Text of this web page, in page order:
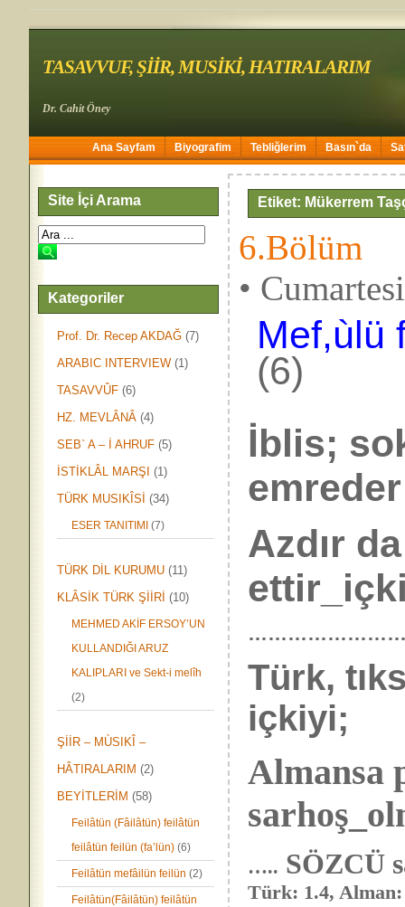
TASAVVUF, ŞİİR, MUSİKİ, HATIRALARIM
Dr. Cahit Öney
Ana Sayfam Biyografim Tebliğlerim Basın`da
Site İçi Arama
Kategoriler
Prof. Dr. Recep AKDAĞ (7)
ARABIC INTERVIEW (1)
TASAVVÛF (6)
HZ. MEVLÂNÂ (4)
SEB` A – İ AHRUF (5)
İSTİKLÂL MARŞI (1)
TÜRK MUSIKÎSİ (34)
ESER TANITIMI (7)
TÜRK DİL KURUMU (11)
KLÂSİK TÜRK ŞİİRİ (10)
MEHMED AKİF ERSOY’UN
KULLANDIĞI ARUZ
KALIPLARI ve Sekt-i melîh
(2)
ŞİİR – MÙSIKÎ –
HÂTIRALARIM (2)
BEYİTLERİM (58)
Feilâtün (Fâilâtün) feilâtün
feilâtün feilün (fa’lün) (6)
Feilâtün mefâilün feilün (2)
Feilâtün(Fâilâtün) feilâtün
Etiket: Mükerrem
6.Bölüm
•
Mef,ùlü
(6)
İblis;
Azdır
Türk,
içkiyi;
Almansa
….. SÖZCÜ
Türk: 1.4,